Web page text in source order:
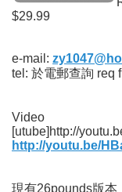
$29.99
e-mail:
tel: 於電郵查詢 req
Video
[utube]http://
http://youtu.be/
現有26pounds版本